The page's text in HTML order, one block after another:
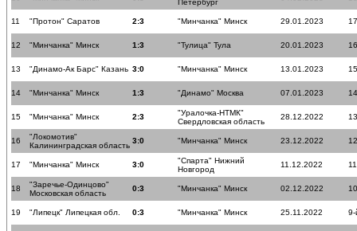
Петербург
11 "Протон" Саратов 2:3 "Минчанка" Минск 29.01.2023
12 "Минчанка" Минск 1:3 "Тулица" Тула 20.01.2023
13 "Динамо-Ак Барс" Казань 3:0 "Минчанка" Минск 13.01.2023
14 "Минчанка" Минск 1:3 "Динамо" Москва 07.01.2023
15 "Минчанка" Минск 2:3
"Уралочка-НТМК"
Свердловская область
28.12.2022
16
"Локомотив"
Калининградская область
3:0 "Минчанка" Минск 23.12.2022
17 "Минчанка" Минск 3:0
"Спарта" Нижний
Новгород
11.12.2022
18
"Заречье-Одинцово"
Московская область
0:3 "Минчанка" Минск 02.12.2022
19 "Липецк" Липецкая обл. 0:3 "Минчанка" Минск 25.11.2022 9-